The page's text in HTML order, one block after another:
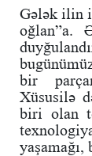
Gələk ilin
oğlan”a.
bir
Xüsusilə
biri olan
yaşamağı,